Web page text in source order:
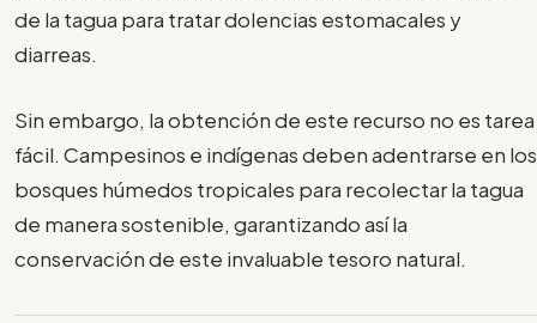
de la tagua para tratar dolencias estomacales y
diarreas.
Sin embargo, la obtención de este recurso no es tarea
fácil. Campesinos e indígenas deben adentrarse en los
bosques húmedos tropicales para recolectar la tagua
de manera sostenible, garantizando así la
conservación de este invaluable tesoro natural.